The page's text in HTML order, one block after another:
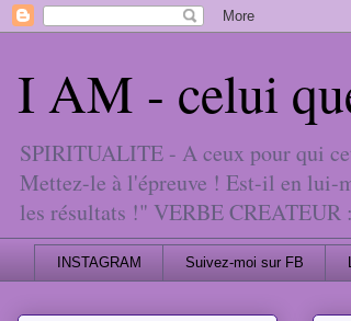
I AM - celui
SPIRITUALITE - A ceux pour qui
Mettez-le à l'épreuve ! Est-il en lui-
les résultats !" VERBE
INSTAGRAM Suivez-moi sur FB